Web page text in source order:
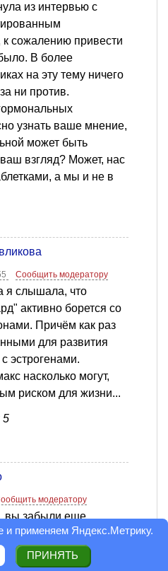
из интервью с
к сожалению привести
В более
на эту тему ничего
ни против.
узнать ваше мнение,
может быть
взгляд? Может, нас
а мы и не в
Сообщить модератору
я слышала, что
активно борется со
Причём как раз
для развития
эстрогенами.
насколько могут,
риском для жизни...
5
модератору
вы забыли еще
гормоны не
"Новоринг"(для
и применяем Яндекс.Метрику.
ПРИНЯТЬ